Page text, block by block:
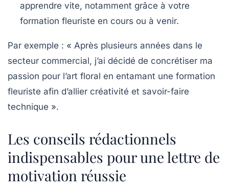
apprendre vite, notamment grâce à votre
formation fleuriste en cours ou à venir.
Par exemple : « Après plusieurs années dans le
secteur commercial, j’ai décidé de concrétiser ma
passion pour l’art floral en entamant une formation
fleuriste afin d’allier créativité et savoir-faire
technique ».
Les conseils rédactionnels
indispensables pour une lettre de
motivation réussie